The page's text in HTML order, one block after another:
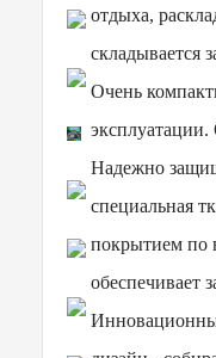
отдыха,
складывается
Очень
эксплуатации.
Надежно
специальная
покрытием по
обеспечивает